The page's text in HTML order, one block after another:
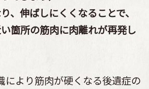
、伸ばしにくくなることで、
箇所の筋肉に肉離れが再発し
により筋肉が硬くなる後遺症の